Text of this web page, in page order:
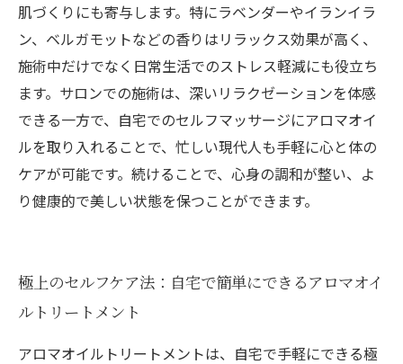
肌づくりにも寄与します。特にラベンダーやイランイラ
ン、ベルガモットなどの香りはリラックス効果が高く、
施術中だけでなく日常生活でのストレス軽減にも役立ち
ます。サロンでの施術は、深いリラクゼーションを体感
できる一方で、自宅でのセルフマッサージにアロマオイ
ルを取り入れることで、忙しい現代人も手軽に心と体の
ケアが可能です。続けることで、心身の調和が整い、よ
り健康的で美しい状態を保つことができます。
極上のセルフケア法：自宅で簡単にできるアロマオイ
ルトリートメント
アロマオイルトリートメントは、自宅で手軽にできる極